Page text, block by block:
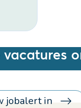
jobalert in